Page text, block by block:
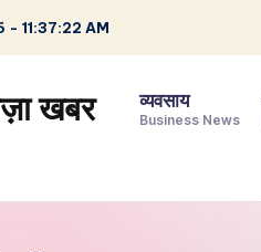
- 11:37:23 AM
खबर व्यवसाय
Business News